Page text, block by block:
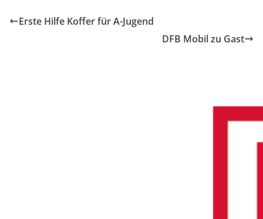
Erste Hilfe Koffer für A-Jugend
DFB Mobil zu Gast